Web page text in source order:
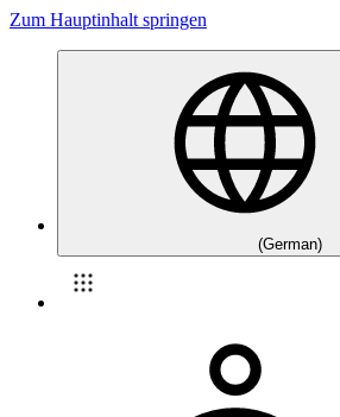
Zum Hauptinhalt springen
(German)